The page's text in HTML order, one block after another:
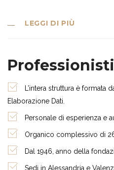
LEGGI DI PIÙ
Professionisti
L’intera struttura è formata
Elaborazione Dati.
Personale di esperienza e
Organico complessivo di
Dal 1946, anno della
Sedi in Alessandria e